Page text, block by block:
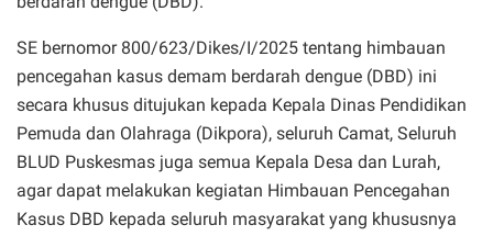
SE bernomor 800/623/Dikes/I/2025 tentang himbauan
pencegahan kasus demam berdarah dengue (DBD) ini
secara khusus ditujukan kepada Kepala Dinas Pendidikan
Pemuda dan Olahraga (Dikpora), seluruh Camat, Seluruh
BLUD Puskesmas juga semua Kepala Desa dan Lurah,
agar dapat melakukan kegiatan Himbauan Pencegahan
Kasus DBD kepada seluruh masyarakat yang khususnya